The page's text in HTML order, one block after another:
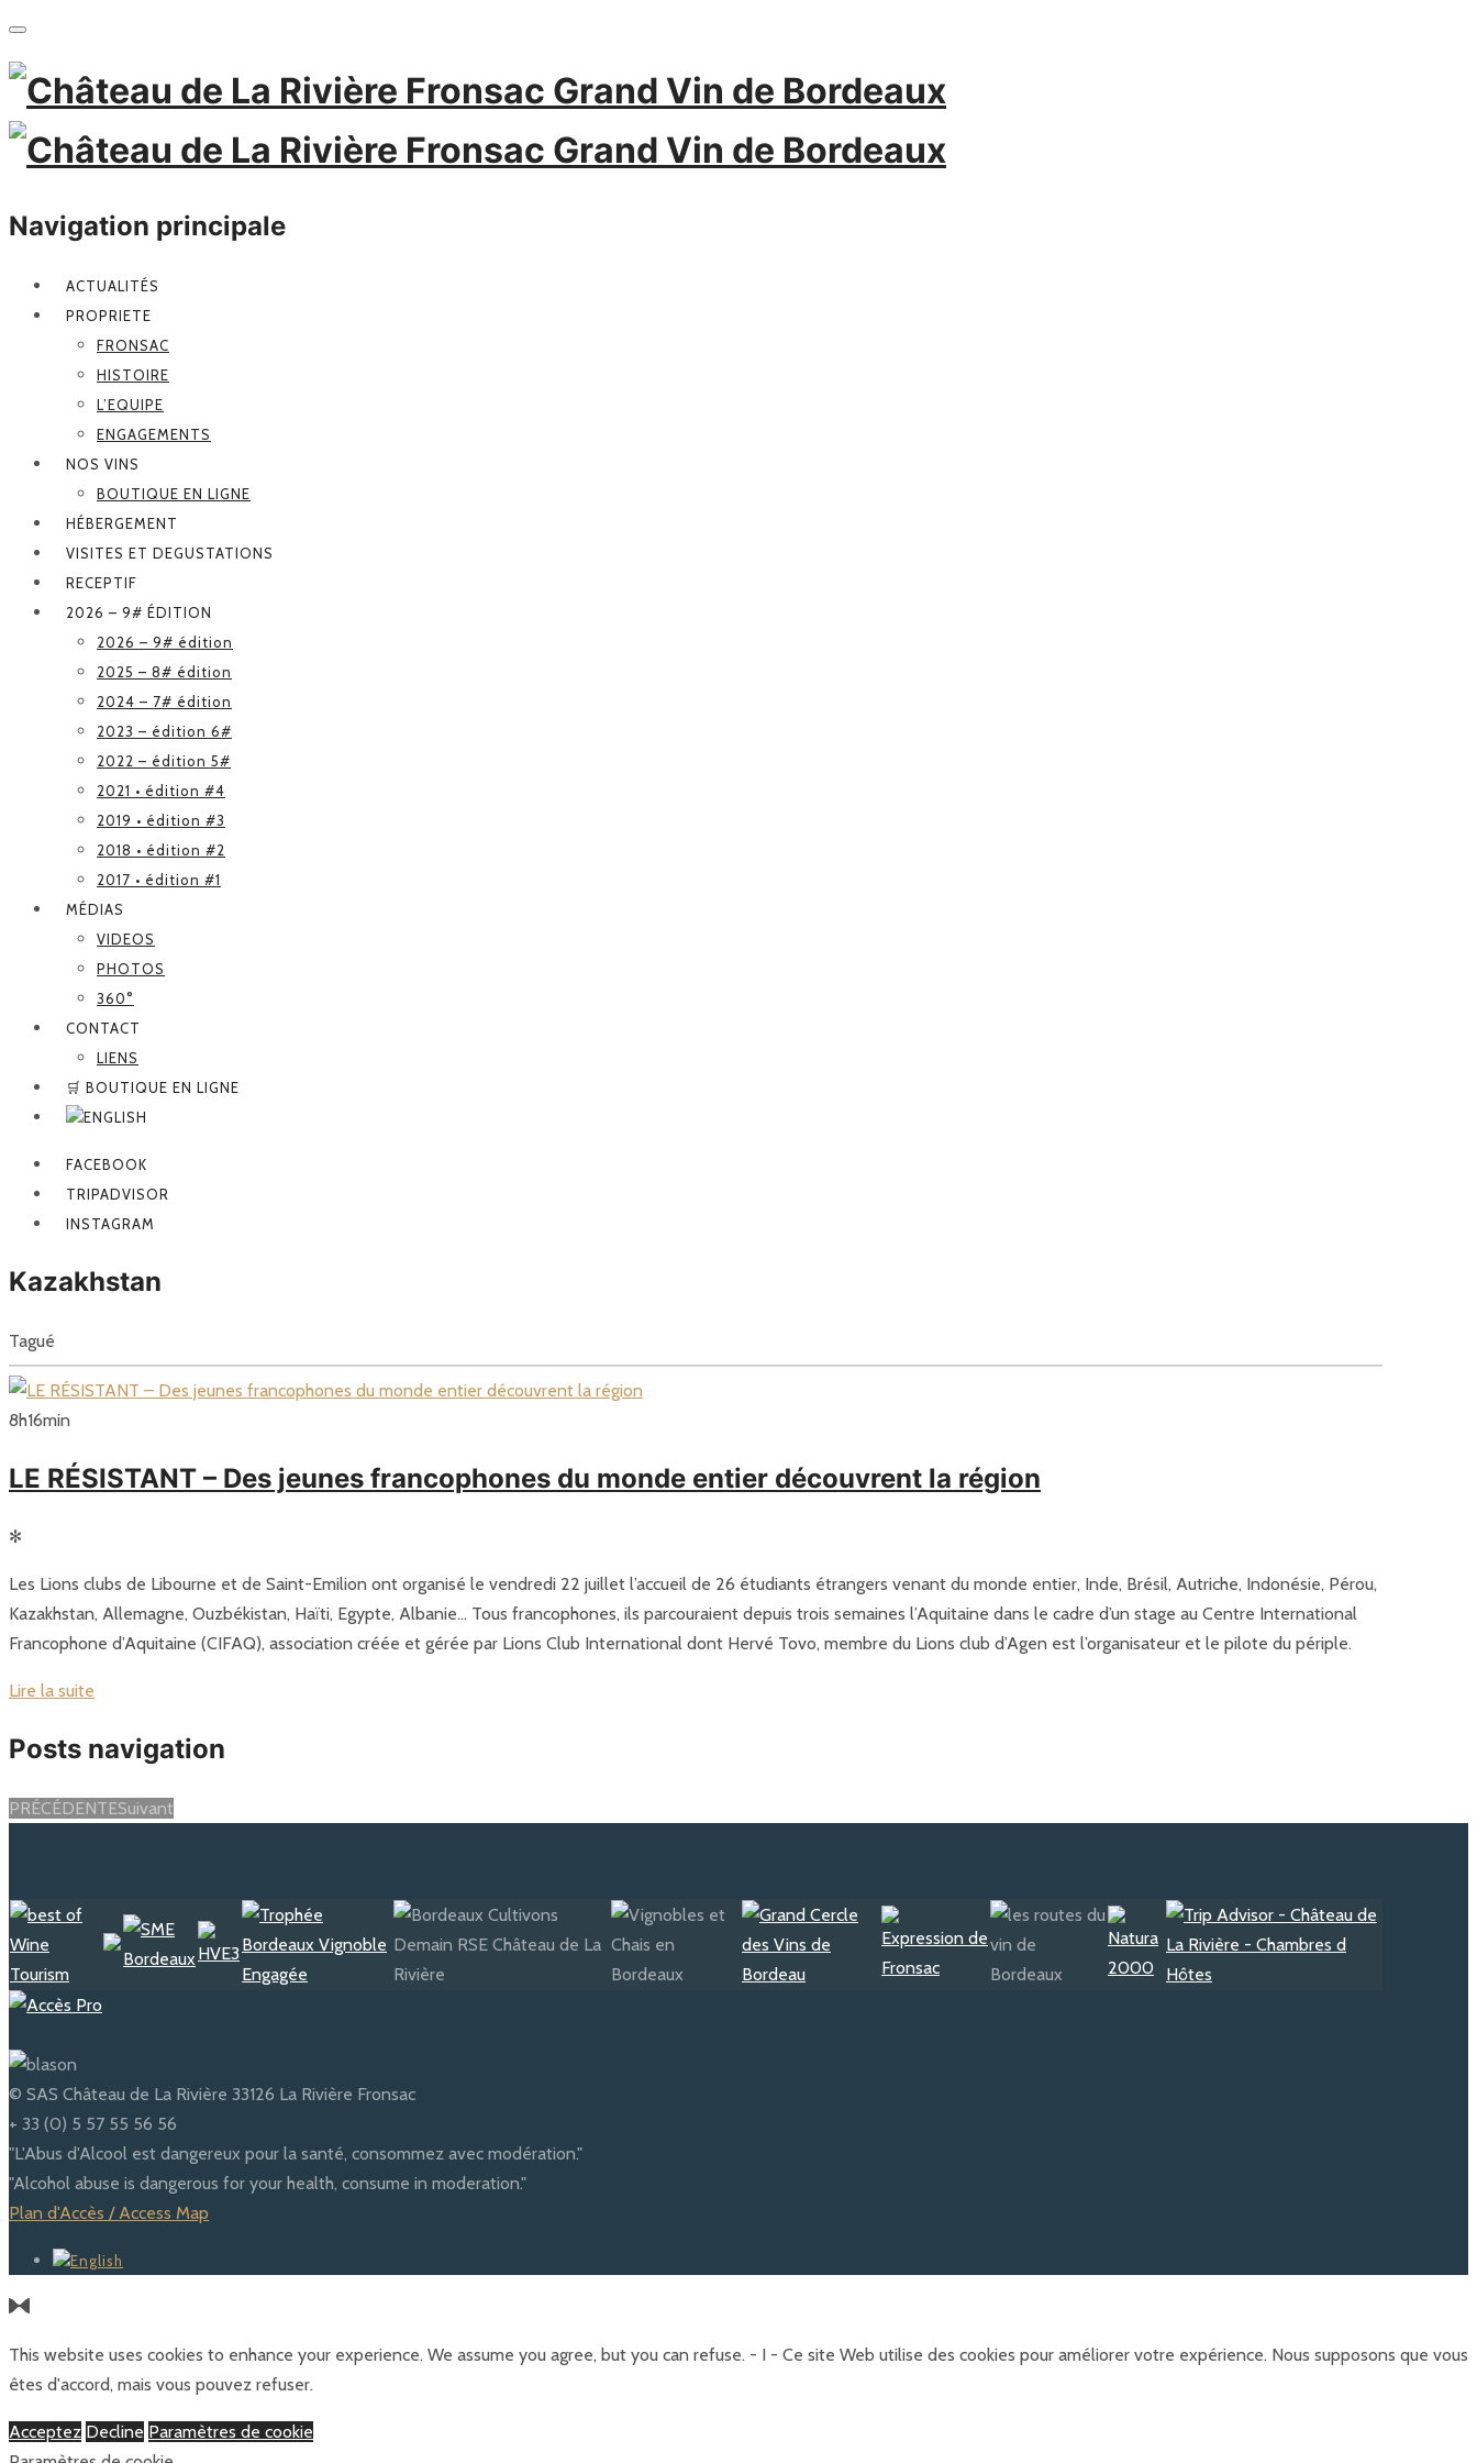
Navigation principale
ACTUALITÉS
PROPRIETE
FRONSAC
HISTOIRE
L’EQUIPE
ENGAGEMENTS
NOS VINS
BOUTIQUE EN LIGNE
HÉBERGEMENT
VISITES ET DEGUSTATIONS
RECEPTIF
2026 – 9# ÉDITION
2026 – 9# édition
2025 – 8# édition
2024 – 7# édition
2023 – édition 6#
2022 – édition 5#
2021 • édition #4
2019 • édition #3
2018 • édition #2
2017 • édition #1
MÉDIAS
VIDEOS
PHOTOS
360°
CONTACT
LIENS
🛒 BOUTIQUE EN LIGNE
FACEBOOK
TRIPADVISOR
INSTAGRAM
Kazakhstan
Tagué
8h16min
LE RÉSISTANT – Des jeunes francophones du monde entier découvrent la région
✻
Les Lions clubs de Libourne et de Saint-Emilion ont organisé le vendredi 22 juillet l’accueil de 26 étudiants étrangers venant du monde entier, Inde, Brésil, Autriche, Indonésie, Pérou,
Kazakhstan, Allemagne, Ouzbékistan, Haïti, Egypte, Albanie… Tous francophones, ils parcouraient depuis trois semaines l’Aquitaine dans le cadre d’un stage au Centre International
Francophone d’Aquitaine (CIFAQ), association créée et gérée par Lions Club International dont Hervé Tovo, membre du Lions club d’Agen est l’organisateur et le pilote du périple.
Lire la suite
Posts navigation
PRÉCÉDENTESuivant
© SAS Château de La Rivière 33126 La Rivière Fronsac
+ 33 (0) 5 57 55 56 56
"L'Abus d'Alcool est dangereux pour la santé, consommez avec modération."
"Alcohol abuse is dangerous for your health, consume in moderation."
Plan d'Accès / Access Map
This website uses cookies to enhance your experience. We assume you agree, but you can refuse. - I - Ce site Web utilise des cookies pour améliorer votre expérience. Nous supposons que vous
êtes d'accord, mais vous pouvez refuser.
Acceptez Decline Paramètres de cookie